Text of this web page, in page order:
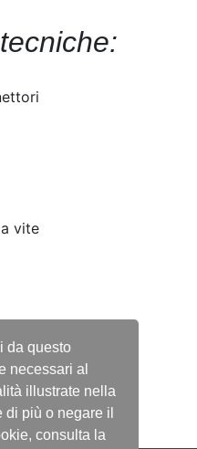
da questo
necessari al
illustrate nella
più o negare il
consulta la
vite